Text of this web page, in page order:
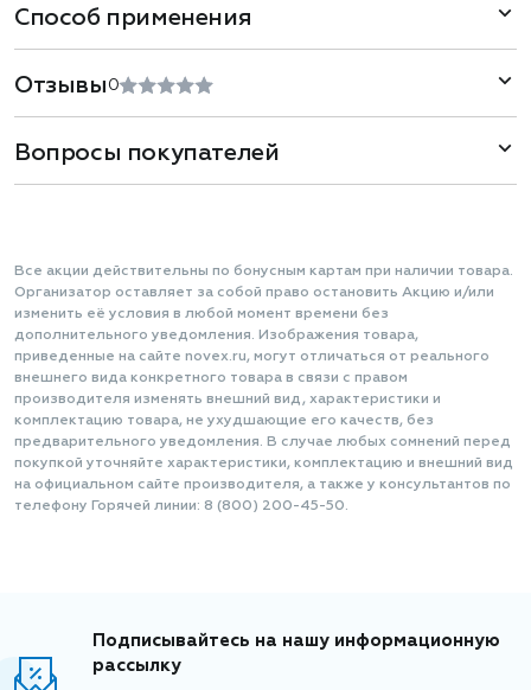
Способ применения
Отзывы 0
Вопросы покупателей
Все акции действительны по бонусным картам при наличии товара.
Организатор оставляет за собой право остановить Акцию и/или
изменить её условия в любой момент времени без
дополнительного уведомления. Изображения товара,
приведенные на сайте novex.ru, могут отличаться от реального
внешнего вида конкретного товара в связи с правом
производителя изменять внешний вид, характеристики и
комплектацию товара, не ухудшающие его качеств, без
предварительного уведомления. В случае любых сомнений перед
покупкой уточняйте характеристики, комплектацию и внешний вид
на официальном сайте производителя, а также у консультантов по
телефону Горячей линии: 8 (800) 200-45-50.
Подписывайтесь на нашу информационную
рассылку